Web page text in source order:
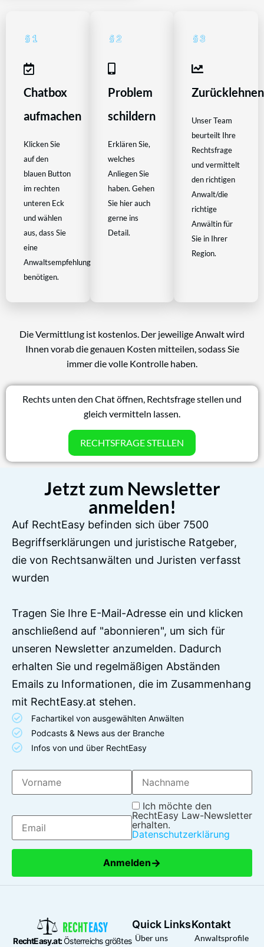
Chatbox
aufmachen
Klicken Sie
auf den
blauen Button
im rechten
unteren Eck
und wählen
aus, dass Sie
eine
Anwaltsempfehlung
benötigen.
Problem
schildern
Erklären Sie,
welches
Anliegen Sie
haben. Gehen
Sie hier auch
gerne ins
Detail.
Zurücklehnen
Unser Team
beurteilt Ihre
Rechtsfrage
und vermittelt
den richtigen
Anwalt/die
richtige
Anwältin für
Sie in Ihrer
Region.
Die Vermittlung ist kostenlos. Der jeweilige Anwalt wird
Ihnen vorab die genauen Kosten mitteilen, sodass Sie
immer die volle Kontrolle haben.
Rechts unten den Chat öffnen, Rechtsfrage stellen und
gleich vermitteln lassen.
RECHTSFRAGE STELLEN
Jetzt zum Newsletter
anmelden!
Auf RechtEasy befinden sich über 7500
Begriffserklärungen und juristische Ratgeber,
die von Rechtsanwälten und Juristen verfasst
wurden
Tragen Sie Ihre E-Mail-Adresse ein und klicken
anschließend auf "abonnieren", um sich für
unseren Newsletter anzumelden. Dadurch
erhalten Sie und regelmäßigen Abständen
Emails zu Informationen, die im Zusammenhang
mit RechtEasy.at stehen.
Fachartikel von ausgewählten Anwälten
Podcasts & News aus der Branche
Infos von und über RechtEasy
Ich möchte den
RechtEasy Law-Newsletter
erhalten.
Datenschutzerklärung
Anmelden→
RechtEasy.at:Österreichs größtes
Quick Links
Über uns
Kontakt
Anwaltsprofile